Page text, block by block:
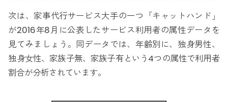
次は、家事代行サービス大手の一つ「キャットハンド」
が2016年8月に公表したサービス利用者の属性データを
見てみましょう。同データでは、年齢別に、独身男性、
独身女性、家族子無、家族子有という4つの属性で利用者
割合が分析されています。